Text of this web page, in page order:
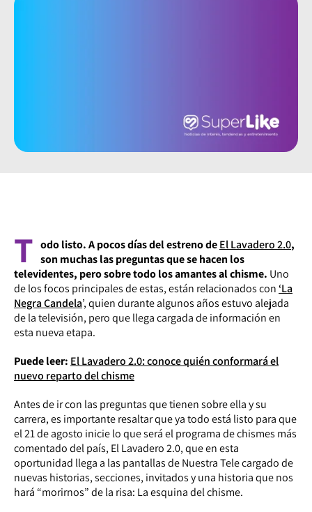
T odo listo. A pocos días del estreno deEl Lavadero 2.0,
son muchas las preguntas que se hacen los
televidentes, pero sobre todo los amantes al chisme. Uno
de los focos principales de estas, están relacionados con ‘La
Negra Candela’, quien durante algunos años estuvo alejada
de la televisión, pero que llega cargada de información en
esta nueva etapa.
Puede leer: El Lavadero 2.0: conoce quién conformará el
nuevo reparto del chisme
Antes de ir con las preguntas que tienen sobre ella y su
carrera, es importante resaltar que ya todo está listo para que
el 21 de agosto inicie lo que será el programa de chismes más
comentado del país, El Lavadero 2.0, que en esta
oportunidad llega a las pantallas de Nuestra Tele cargado de
nuevas historias, secciones, invitados y una historia que nos
hará “morirnos” de la risa: La esquina del chisme.